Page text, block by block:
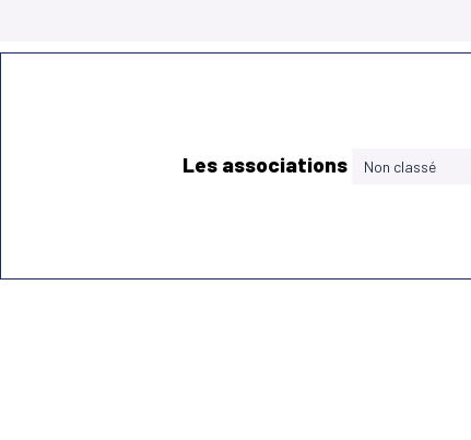
Les associations